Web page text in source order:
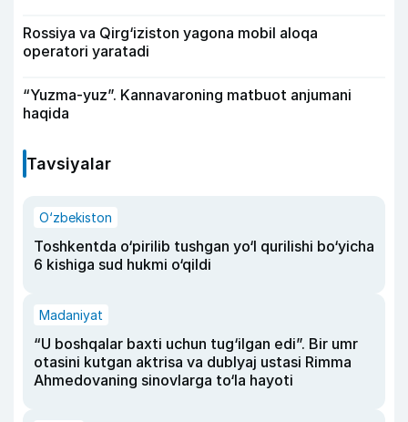
Rossiya va Qirg‘iziston yagona mobil aloqa
operatori yaratadi
“Yuzma-yuz”. Kannavaroning matbuot anjumani
haqida
Tavsiyalar
O‘zbekiston
Toshkentda o‘pirilib tushgan yo‘l qurilishi bo‘yicha
6 kishiga sud hukmi o‘qildi
Madaniyat
“U boshqalar baxti uchun tug‘ilgan edi”. Bir umr
otasini kutgan aktrisa va dublyaj ustasi Rimma
Ahmedovaning sinovlarga to‘la hayoti